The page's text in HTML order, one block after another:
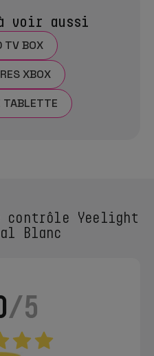
voir aussi
TV BOX
XBOX
TABLETTE
contrôle Yeelight
Blanc
/5